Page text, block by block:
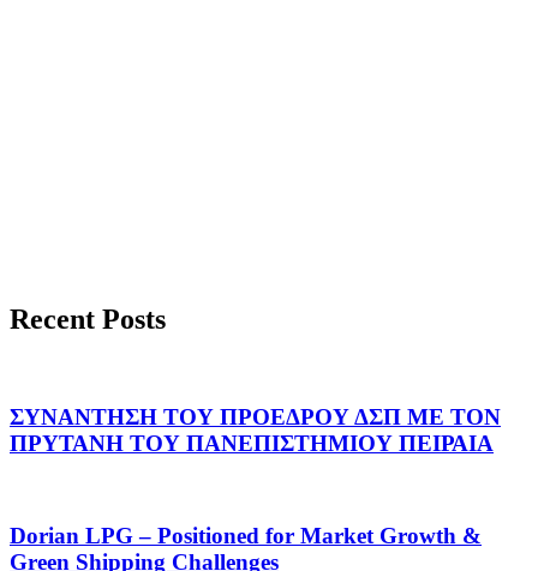
Recent Posts
ΣΥΝΑΝΤΗΣΗ ΤΟΥ ΠΡΟΕΔΡΟΥ ΔΣΠ ΜΕ ΤΟΝ
ΠΡΥΤΑΝΗ ΤΟΥ ΠΑΝΕΠΙΣΤΗΜΙΟΥ ΠΕΙΡΑΙΑ
Dorian LPG – Positioned for Market Growth &
Green Shipping Challenges